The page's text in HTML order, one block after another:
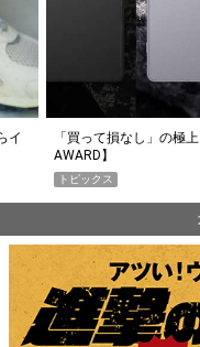
イ
「買って損なし」の極
AWARD】
トピックス